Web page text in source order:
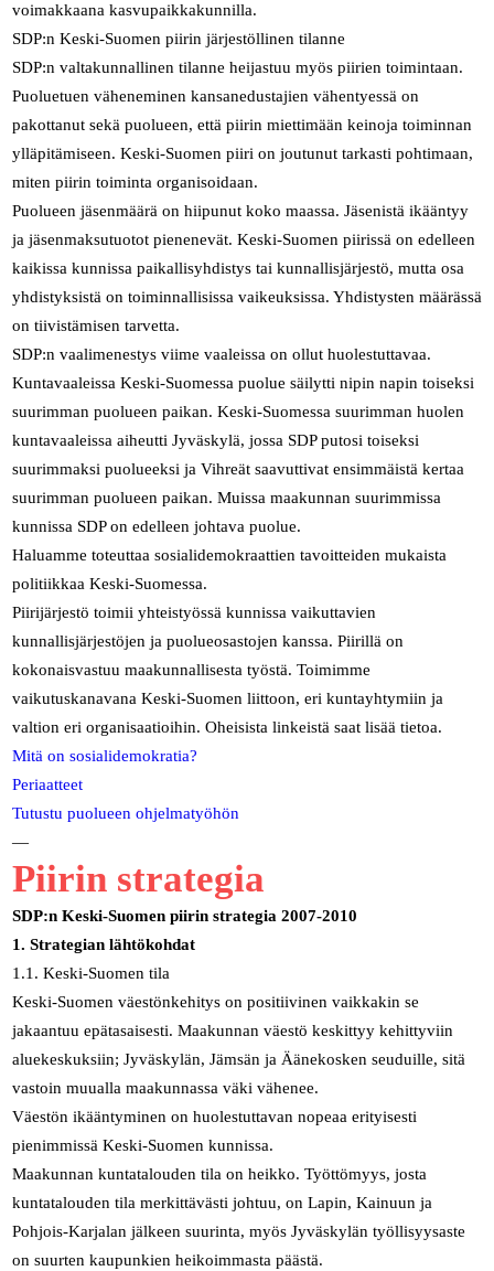
voimakkaana kasvupaikkakunnilla.
SDP:n Keski-Suomen piirin järjestöllinen tilanne
SDP:n valtakunnallinen tilanne heijastuu myös piirien toimintaan.
Puoluetuen väheneminen kansanedustajien vähentyessä on
pakottanut sekä puolueen, että piirin miettimään keinoja toiminnan
ylläpitämiseen. Keski-Suomen piiri on joutunut tarkasti pohtimaan,
miten piirin toiminta organisoidaan.
Puolueen jäsenmäärä on hiipunut koko maassa. Jäsenistä ikääntyy
ja jäsenmaksutuotot pienenevät. Keski-Suomen piirissä on edelleen
kaikissa kunnissa paikallisyhdistys tai kunnallisjärjestö, mutta osa
yhdistyksistä on toiminnallisissa vaikeuksissa. Yhdistysten määrässä
on tiivistämisen tarvetta.
SDP:n vaalimenestys viime vaaleissa on ollut huolestuttavaa.
Kuntavaaleissa Keski-Suomessa puolue säilytti nipin napin toiseksi
suurimman puolueen paikan. Keski-Suomessa suurimman huolen
kuntavaaleissa aiheutti Jyväskylä, jossa SDP putosi toiseksi
suurimmaksi puolueeksi ja Vihreät saavuttivat ensimmäistä kertaa
suurimman puolueen paikan. Muissa maakunnan suurimmissa
kunnissa SDP on edelleen johtava puolue.
Haluamme toteuttaa sosialidemokraattien tavoitteiden mukaista
politiikkaa Keski-Suomessa.
Piirijärjestö toimii yhteistyössä kunnissa vaikuttavien
kunnallisjärjestöjen ja puolueosastojen kanssa. Piirillä on
kokonaisvastuu maakunnallisesta työstä. Toimimme
vaikutuskanavana Keski-Suomen liittoon, eri kuntayhtymiin ja
valtion eri organisaatioihin. Oheisista linkeistä saat lisää tietoa.
Mitä on sosialidemokratia?
Periaatteet
Tutustu puolueen ohjelmatyöhön
—
Piirin strategia
SDP:n Keski-Suomen piirin strategia 2007-2010
1. Strategian lähtökohdat
1.1. Keski-Suomen tila
Keski-Suomen väestönkehitys on positiivinen vaikkakin se
jakaantuu epätasaisesti. Maakunnan väestö keskittyy kehittyviin
aluekeskuksiin; Jyväskylän, Jämsän ja Äänekosken seuduille, sitä
vastoin muualla maakunnassa väki vähenee.
Väestön ikääntyminen on huolestuttavan nopeaa erityisesti
pienimmissä Keski-Suomen kunnissa.
Maakunnan kuntatalouden tila on heikko. Työttömyys, josta
kuntatalouden tila merkittävästi johtuu, on Lapin, Kainuun ja
Pohjois-Karjalan jälkeen suurinta, myös Jyväskylän työllisyysaste
on suurten kaupunkien heikoimmasta päästä.